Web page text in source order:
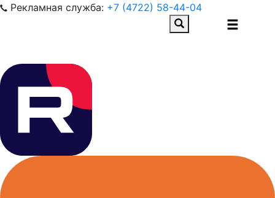
Рекламная служба: +7 (4722) 58-44-04